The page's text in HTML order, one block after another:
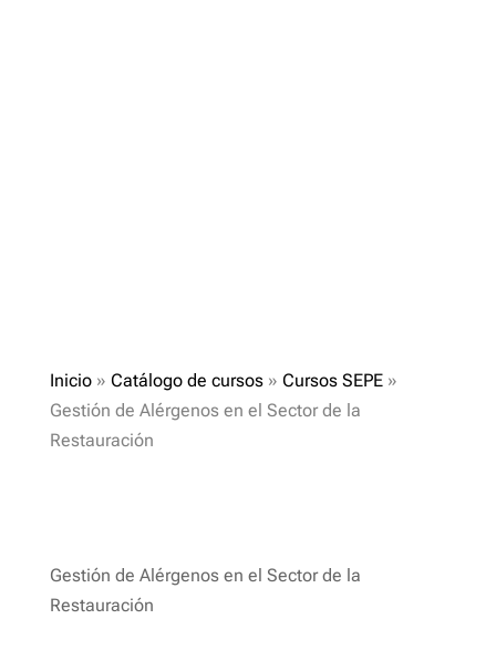
Inicio» Catálogo de cursos» Cursos SEPE»
Gestión de Alérgenos en el Sector de la
Restauración
Gestión de Alérgenos en el Sector de la
Restauración